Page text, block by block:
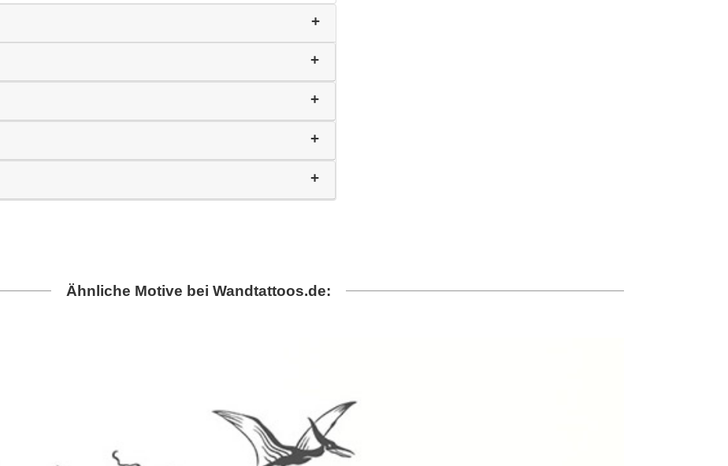
Ähnliche Motive bei Wandtattoos.de: